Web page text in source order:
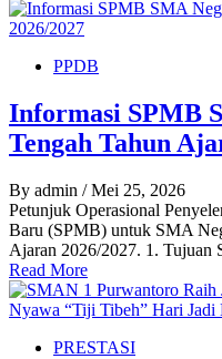
PPDB
Informasi SPMB
Tengah Tahun
By admin / Mei 25, 2026
Petunjuk Operasional
Baru (SPMB) untuk SMA
Ajaran 2026/2027. 1. Tujuan
Read More
PRESTASI